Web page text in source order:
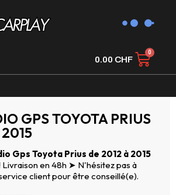
0.00 CHF
GPS TOYOTA PRIUS
Gps Toyota Prius de 2012 à 2015
en 48h ➤ N'hésitez pas à
client pour être conseillé(e).